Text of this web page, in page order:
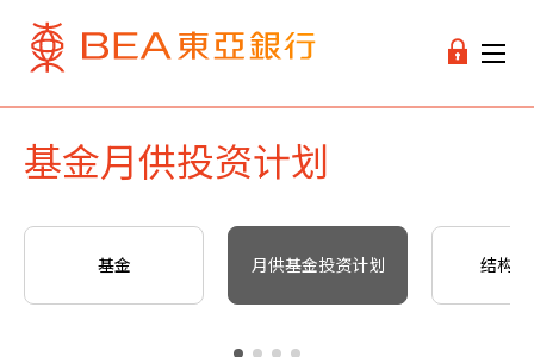
基金月供投资计划
基金 月供基金投资计划 结构性